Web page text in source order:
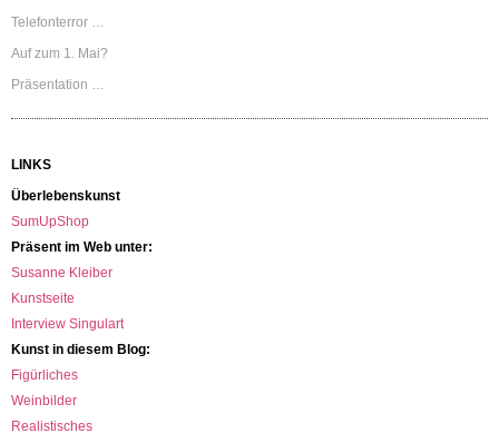
Telefonterror …
Auf zum 1. Mai?
Präsentation …
LINKS
Überlebenskunst
SumUpShop
Präsent im Web unter:
Susanne Kleiber
Kunstseite
Interview Singulart
Kunst in diesem Blog:
Figürliches
Weinbilder
Realistisches